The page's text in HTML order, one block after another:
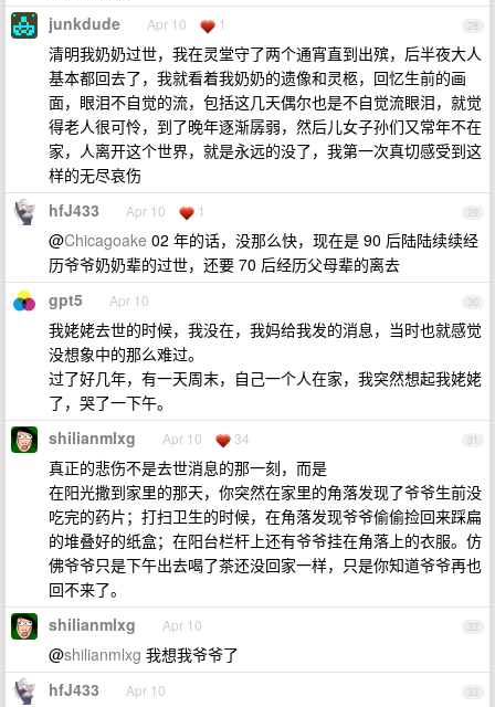
28
junkdude Apr 10 1
清明我奶奶过世，我在灵堂守了两个通宵直到出殡，后半夜大人
基本都回去了，我就看着我奶奶的遗像和灵柩，回忆生前的画
面，眼泪不自觉的流，包括这几天偶尔也是不自觉流眼泪，就觉
得老人很可怜，到了晚年逐渐孱弱，然后儿女子孙们又常年不在
家，人离开这个世界，就是永远的没了，我第一次真切感受到这
样的无尽哀伤
29
hfJ433 Apr 10 1
@Chicagoake 02 年的话，没那么快，现在是 90 后陆陆续续经
历爷爷奶奶辈的过世，还要 70 后经历父母辈的离去
30
gpt5 Apr 10
我姥姥去世的时候，我没在，我妈给我发的消息，当时也就感觉
没想象中的那么难过。
过了好几年，有一天周末，自己一个人在家，我突然想起我姥姥
了，哭了一下午。
31
shilianmlxg Apr 10 34
真正的悲伤不是去世消息的那一刻，而是
在阳光撒到家里的那天，你突然在家里的角落发现了爷爷生前没
吃完的药片；打扫卫生的时候，在角落发现爷爷偷偷捡回来踩扁
的堆叠好的纸盒；在阳台栏杆上还有爷爷挂在角落上的衣服。仿
佛爷爷只是下午出去喝了茶还没回家一样，只是你知道爷爷再也
回不来了。
32
shilianmlxg Apr 10
@shilianmlxg 我想我爷爷了
33
hfJ433 Apr 10